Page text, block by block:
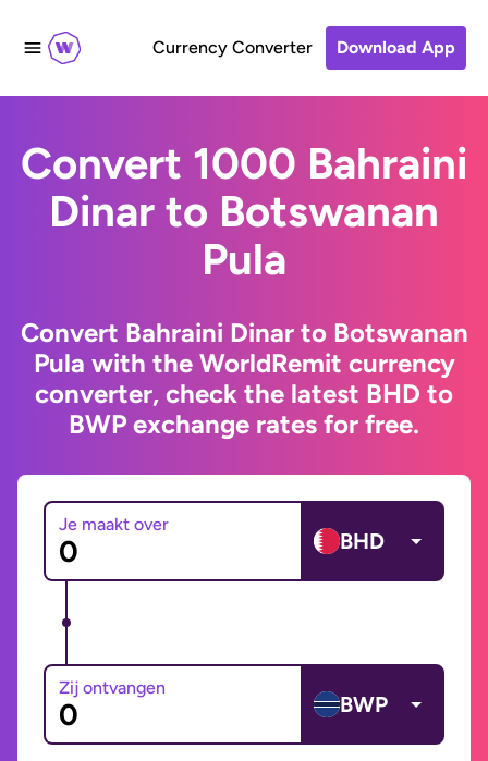
Currency Converter Download App
Convert 1000 Bahraini
Dinar to Botswanan
Pula
Convert Bahraini Dinar to Botswanan
Pula with the WorldRemit currency
converter, check the latest BHD to
BWP exchange rates for free.
Je maakt over
BHD
Zij ontvangen
BWP